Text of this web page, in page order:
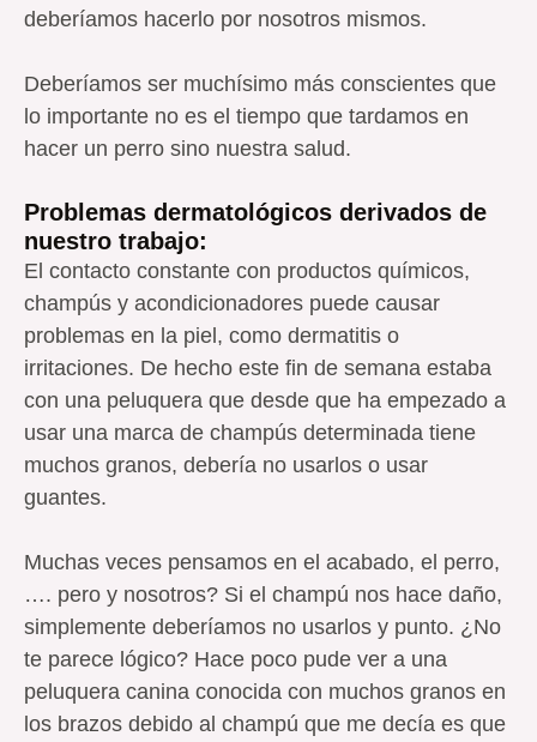
deberíamos hacerlo por nosotros mismos.
Deberíamos ser muchísimo más conscientes que
lo importante no es el tiempo que tardamos en
hacer un perro sino nuestra salud.
Problemas dermatológicos derivados de
nuestro trabajo:
El contacto constante con productos químicos,
champús y acondicionadores puede causar
problemas en la piel, como dermatitis o
irritaciones. De hecho este fin de semana estaba
con una peluquera que desde que ha empezado a
usar una marca de champús determinada tiene
muchos granos, debería no usarlos o usar
guantes.
Muchas veces pensamos en el acabado, el perro,
…. pero y nosotros? Si el champú nos hace daño,
simplemente deberíamos no usarlos y punto. ¿No
te parece lógico? Hace poco pude ver a una
peluquera canina conocida con muchos granos en
los brazos debido al champú que me decía es que